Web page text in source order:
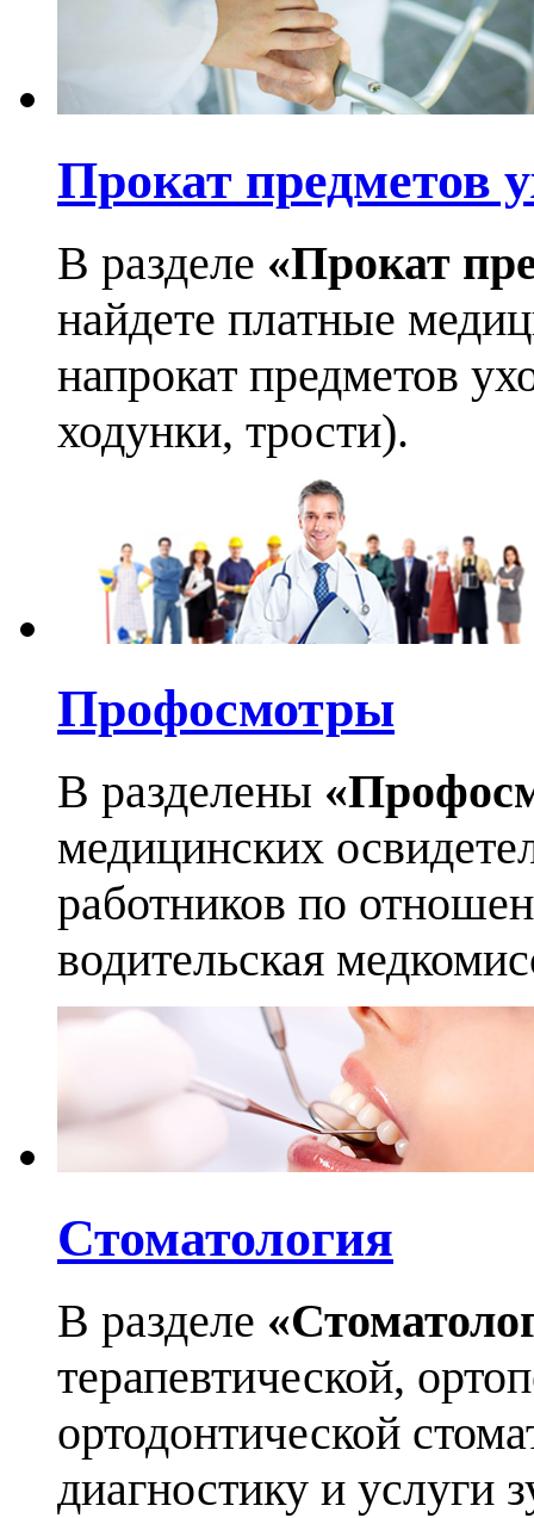
Прокат предметов
В разделе «Прокат
найдете платные
напрокат предметов
ходунки, трости).
Профосмотры
В разделены
медицинских
работников по
водительская
Стоматология
В разделе
терапевтической,
ортодонтической
диагностику и услуги